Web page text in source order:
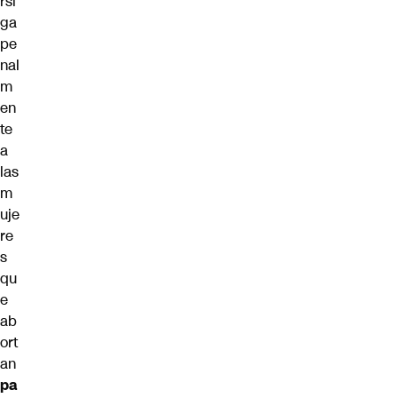
ga
pe
nal
m
en
te
a
las
m
uje
re
s
qu
e
ab
ort
an
pa